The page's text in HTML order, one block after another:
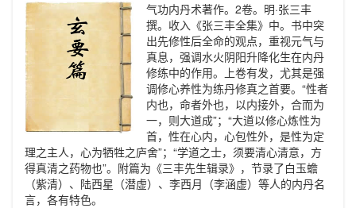
气功内丹术著作。2卷。明·张三丰
撰。收入《张三丰全集》中。书中突
出先修性后全命的观点，重视元气与
真息，强调水火阴阳升降化生在内丹
修练中的作用。上卷有发，尤其是强
调修心养性为练丹修真之首要。“性者
内也，命者外也，以内接外，合而为
一，则大道成”；“大道以修心炼性为
首，性在心内，心包性外，是性为定
理之主人，心为牺牲之庐舍”；“学道之士，须要清心清意，方
得真清之药物也”。附篇为《三丰先生辑录》，节录了白玉蟾
（紫清）、陆西星（潜虚）、李西月（李涵虚）等人的内丹名
言，各有特色。